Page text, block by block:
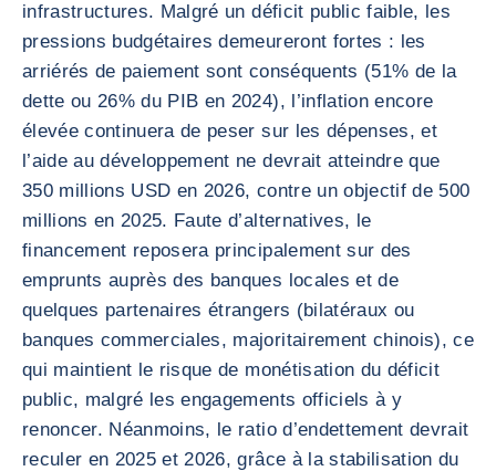
infrastructures. Malgré un déficit public faible, les
pressions budgétaires demeureront fortes : les
arriérés de paiement sont conséquents (51% de la
dette ou 26% du PIB en 2024), l’inflation encore
élevée continuera de peser sur les dépenses, et
l’aide au développement ne devrait atteindre que
350 millions USD en 2026, contre un objectif de 500
millions en 2025. Faute d’alternatives, le
financement reposera principalement sur des
emprunts auprès des banques locales et de
quelques partenaires étrangers (bilatéraux ou
banques commerciales, majoritairement chinois), ce
qui maintient le risque de monétisation du déficit
public, malgré les engagements officiels à y
renoncer. Néanmoins, le ratio d’endettement devrait
reculer en 2025 et 2026, grâce à la stabilisation du